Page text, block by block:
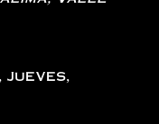
jueves,